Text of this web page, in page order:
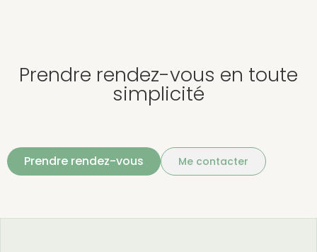
Prendre rendez-vous en toute
simplicité
Prendre rendez-vous Me contacter